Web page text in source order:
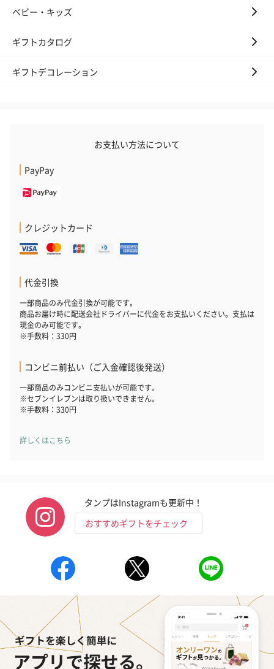
ブーケ（ピンク）
（2,580円）
ク）（1,500
ぬいぐるみ
フラワーテディベア
（2,390円）
紅茶・コーヒー・スイーツを同梱してお届けいたします。ギフト
への＋αにおすすめです。
アールグレイ（HAPPY
スイーツを同梱してお届けいたします。ギフトへの＋αにおすすめ
ベビー・キッズ
ギフトカタログ
ギフトデコレーション
お支払い方法について
PayPay
クレジットカード
代金引換
一部商品のみ代金引換が可能です。
商品お届け時に配送会社ドライバーに代金をお支払いください。支払は
現金のみ可能です。
※手数料：330円
コンビニ前払い（ご入金確認後発送）
一部商品のみコンビニ支払いが可能です。
※セブンイレブンは取り扱いできません。
※手数料：330円
詳しくはこちら
タンプはInstagramも更新中！
おすすめギフトをチェック